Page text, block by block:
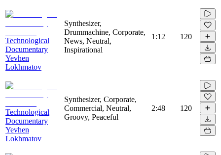
Technological
Documentary
Yevhen
Lokhmatov
Synthesizer,
Drummachine, Corporate,
News, Neutral,
Inspirational
1:12 120
Technological
Documentary
Yevhen
Lokhmatov
Synthesizer, Corporate,
Commercial, Neutral,
Groovy, Peaceful
2:48 120